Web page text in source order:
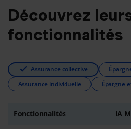
Découvrez
fonctionnalités
Assurance collective
Assurance individuelle
Épargne
Fonctionnalités iA